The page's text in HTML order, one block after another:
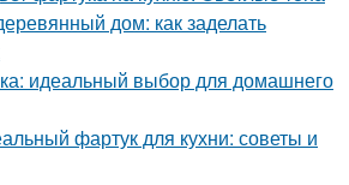
дом: как заделать
идеальный выбор для домашнего
фартук для кухни: советы и